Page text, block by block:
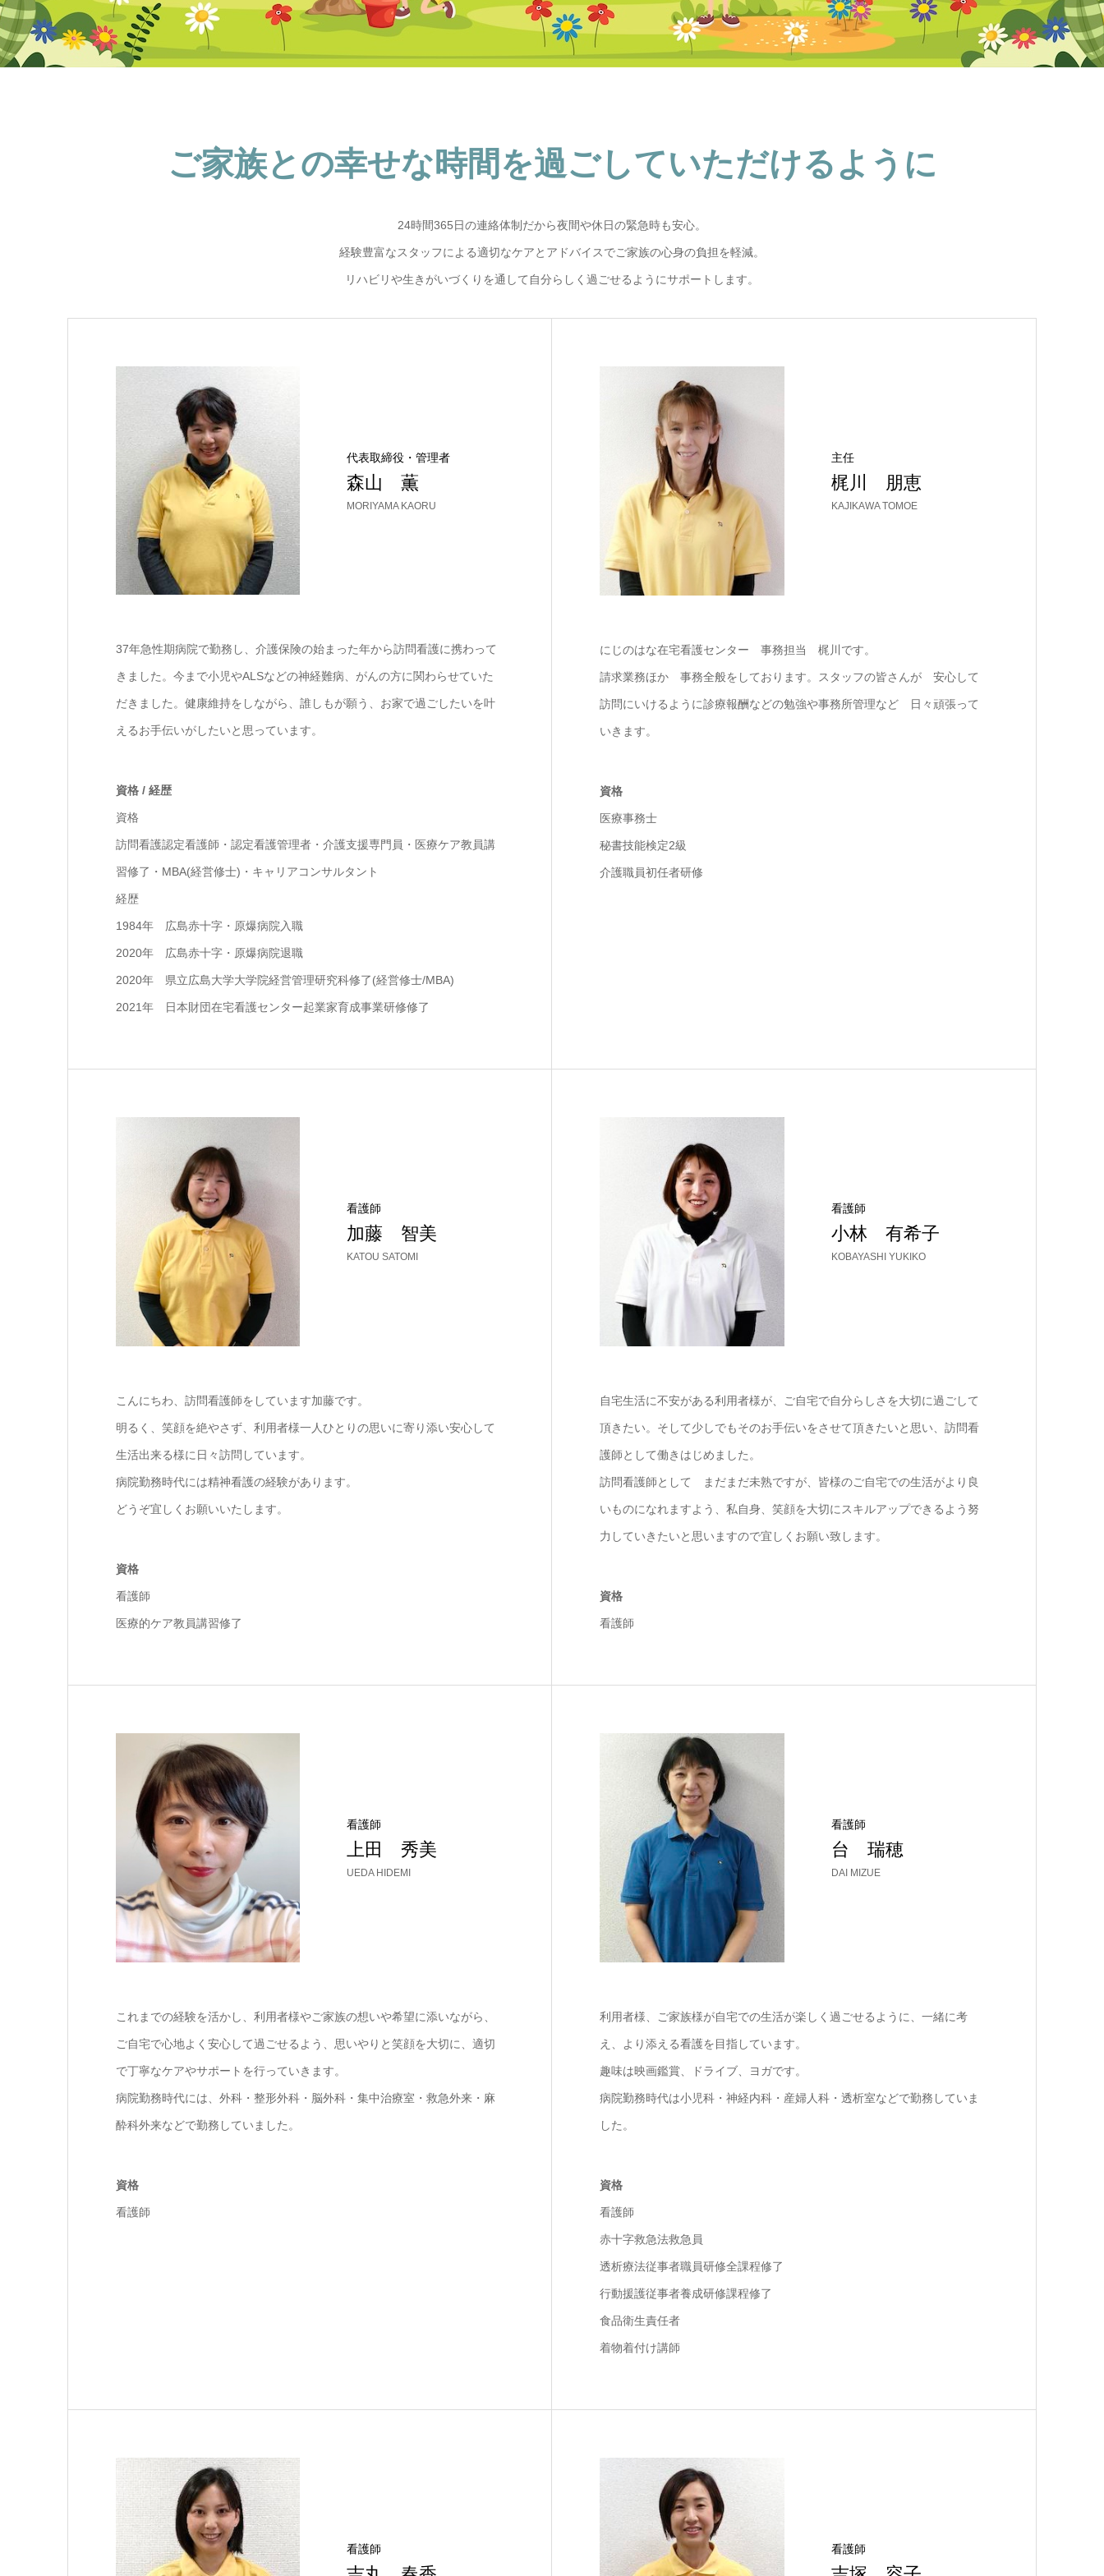
ご家族との幸せな時間を過ごしていただけるように
24時間365日の連絡体制だから夜間や休日の緊急時も安心。
経験豊富なスタッフによる適切なケアとアドバイスでご家族の心身の負担を軽減。
リハビリや生きがいづくりを通して自分らしく過ごせるようにサポートします。
代表取締役・管理者
森山 薫
MORIYAMA KAORU
37年急性期病院で勤務し、介護保険の始まった年から訪問看護に携わって
きました。今まで小児やALSなどの神経難病、がんの方に関わらせていた
だきました。健康維持をしながら、誰しもが願う、お家で過ごしたいを叶
えるお手伝いがしたいと思っています。
資格 / 経歴
資格
訪問看護認定看護師・認定看護管理者・介護支援専門員・医療ケア教員講
習修了・MBA(経営修士)・キャリアコンサルタント
経歴
1984年 広島赤十字・原爆病院入職
2020年 広島赤十字・原爆病院退職
2020年 県立広島大学大学院経営管理研究科修了(経営修士/MBA)
2021年 日本財団在宅看護センター起業家育成事業研修修了
主任
梶川 朋恵
KAJIKAWA TOMOE
にじのはな在宅看護センター 事務担当 梶川です。
請求業務ほか 事務全般をしております。スタッフの皆さんが 安心して
訪問にいけるように診療報酬などの勉強や事務所管理など 日々頑張って
いきます。
資格
医療事務士
秘書技能検定2級
介護職員初任者研修
看護師
加藤 智美
KATOU SATOMI
こんにちわ、訪問看護師をしています加藤です。
明るく、笑顔を絶やさず、利用者様一人ひとりの思いに寄り添い安心して
生活出来る様に日々訪問しています。
病院勤務時代には精神看護の経験があります。
どうぞ宜しくお願いいたします。
資格
看護師
医療的ケア教員講習修了
看護師
小林 有希子
KOBAYASHI YUKIKO
自宅生活に不安がある利用者様が、ご自宅で自分らしさを大切に過ごして
頂きたい。そして少しでもそのお手伝いをさせて頂きたいと思い、訪問看
護師として働きはじめました。
訪問看護師として まだまだ未熟ですが、皆様のご自宅での生活がより良
いものになれますよう、私自身、笑顔を大切にスキルアップできるよう努
力していきたいと思いますので宜しくお願い致します。
資格
看護師
看護師
上田 秀美
UEDA HIDEMI
これまでの経験を活かし、利用者様やご家族の想いや希望に添いながら、
ご自宅で心地よく安心して過ごせるよう、思いやりと笑顔を大切に、適切
で丁寧なケアやサポートを行っていきます。
病院勤務時代には、外科・整形外科・脳外科・集中治療室・救急外来・麻
酔科外来などで勤務していました。
資格
看護師
看護師
台 瑞穂
DAI MIZUE
利用者様、ご家族様が自宅での生活が楽しく過ごせるように、一緒に考
え、より添える看護を目指しています。
趣味は映画鑑賞、ドライブ、ヨガです。
病院勤務時代は小児科・神経内科・産婦人科・透析室などで勤務していま
した。
資格
看護師
赤十字救急法救急員
透析療法従事者職員研修全課程修了
行動援護従事者養成研修課程修了
食品衛生責任者
着物着付け講師
看護師 看護師